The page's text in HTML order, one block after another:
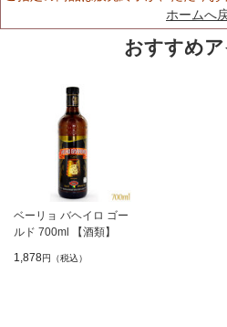
ホームへ
おすすめ
ベーリョ バヘイロ ゴー
ルド 700ml 【酒類】
1,878円（税込）